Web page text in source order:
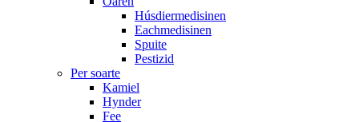
Húsdiermedisinen
Eachmedisinen
Spuite
Pestizid
Per soarte
Kamiel
Hynder
Fee